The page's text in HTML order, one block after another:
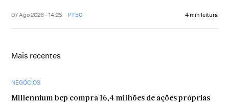
07 Ago 2026 - 14:25 PT50 4 min leitura
Mais recentes
NEGÓCIOS
Millennium bcp compra 16,4 milhões de ações próprias